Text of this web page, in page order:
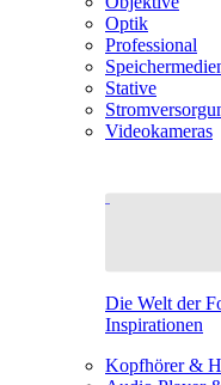
Optik
Professional
Stative
Videokameras
Die Welt der
Inspirationen
Kopfhörer &